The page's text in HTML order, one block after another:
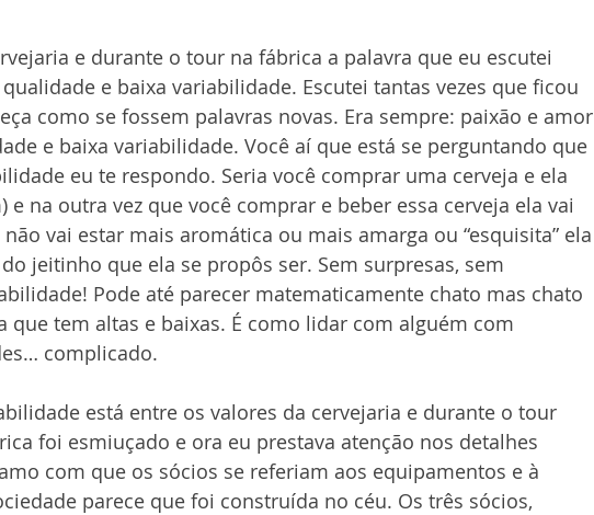
e durante o tour na fábrica a palavra que eu escutei
e baixa variabilidade. Escutei tantas vezes que ficou
como se fossem palavras novas. Era sempre: paixão e amor
e baixa variabilidade. Você aí que está se perguntando que
eu te respondo. Seria você comprar uma cerveja e ela
na outra vez que você comprar e beber essa cerveja ela vai
vai estar mais aromática ou mais amarga ou “esquisita” ela
jeitinho que ela se propôs ser. Sem surpresas, sem
Pode até parecer matematicamente chato mas chato
que tem altas e baixas. É como lidar com alguém com
complicado.
está entre os valores da cervejaria e durante o tour
foi esmiuçado e ora eu prestava atenção nos detalhes
com que os sócios se referiam aos equipamentos e à
parece que foi construída no céu. Os três sócios,